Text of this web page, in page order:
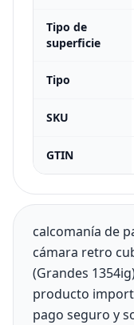
Tipo de
superficie
Tipo
SKU
GTIN
calcomanía de
cámara retro
(Grandes
producto
pago seguro y